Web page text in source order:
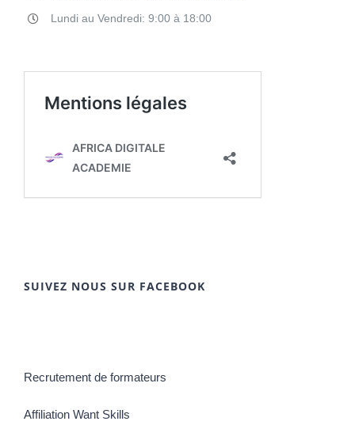
Lundi au Vendredi: 9:00 à 18:00
SUIVEZ NOUS SUR FACEBOOK
Recrutement de formateurs
Affiliation Want Skills